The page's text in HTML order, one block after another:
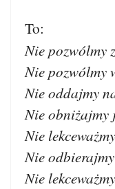
To:
Nie pozwólmy
Nie pozwólmy
Nie oddajmy
Nie obniżajmy
Nie
Nie
Nie